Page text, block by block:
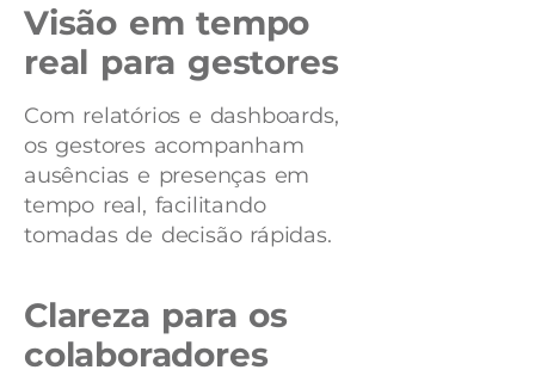
Visão em tempo
real para gestores
Com relatórios e dashboards,
os gestores acompanham
ausências e presenças em
tempo real, facilitando
tomadas de decisão rápidas.
Clareza para os
colaboradores